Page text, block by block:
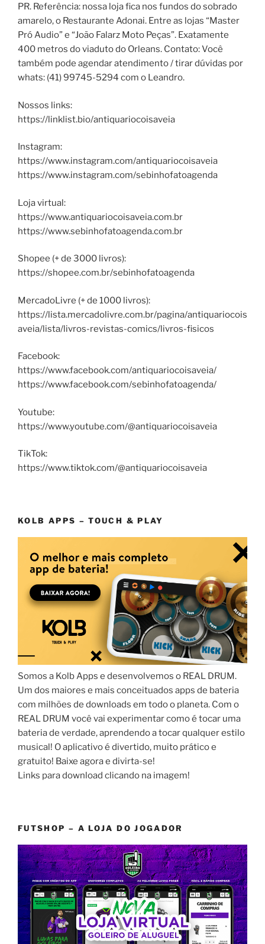
PR. Referência: nossa loja fica nos fundos do sobrado
amarelo, o Restaurante Adonai. Entre as lojas “Master
Pró Audio” e “João Falarz Moto Peças”. Exatamente
400 metros do viaduto do Orleans. Contato: Você
também pode agendar atendimento / tirar dúvidas por
whats: (41) 99745-5294 com o Leandro.
Nossos links:
https://linklist.bio/antiquariocoisaveia
Instagram:
https://www.instagram.com/antiquariocoisaveia
https://www.instagram.com/sebinhofatoagenda
Loja virtual:
https://www.antiquariocoisaveia.com.br
https://www.sebinhofatoagenda.com.br
Shopee (+ de 3000 livros):
https://shopee.com.br/sebinhofatoagenda
MercadoLivre (+ de 1000 livros):
https://lista.mercadolivre.com.br/pagina/antiquariocois
aveia/lista/livros-revistas-comics/livros-fisicos
Facebook:
https://www.facebook.com/antiquariocoisaveia/
https://www.facebook.com/sebinhofatoagenda/
Youtube:
https://www.youtube.com/@antiquariocoisaveia
TikTok:
https://www.tiktok.com/@antiquariocoisaveia
KOLB APPS – TOUCH & PLAY
Somos a Kolb Apps e desenvolvemos o REAL DRUM.
Um dos maiores e mais conceituados apps de bateria
com milhões de downloads em todo o planeta. Com o
REAL DRUM você vai experimentar como é tocar uma
bateria de verdade, aprendendo a tocar qualquer estilo
musical! O aplicativo é divertido, muito prático e
gratuito! Baixe agora e divirta-se!
Links para download clicando na imagem!
FUTSHOP – A LOJA DO JOGADOR